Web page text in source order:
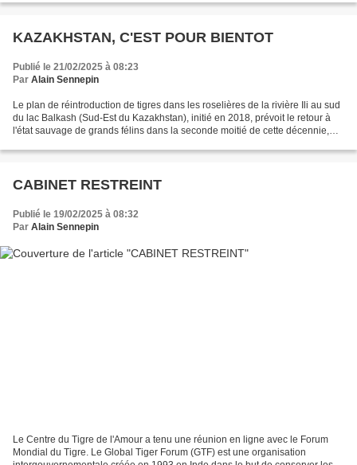
KAZAKHSTAN, C'EST POUR BIENTOT
Publié le 21/02/2025 à 08:23
Par Alain Sennepin
Le plan de réintroduction de tigres dans les roselières de la rivière Ili au sud
du lac Balkash (Sud-Est du Kazakhstan), initié en 2018, prévoit le retour à
l'état sauvage de grands félins dans la seconde moitié de cette décennie,
CABINET RESTREINT
Publié le 19/02/2025 à 08:32
Par Alain Sennepin
Le Centre du Tigre de l'Amour a tenu une réunion en ligne avec le Forum
Mondial du Tigre. Le Global Tiger Forum (GTF) est une organisation